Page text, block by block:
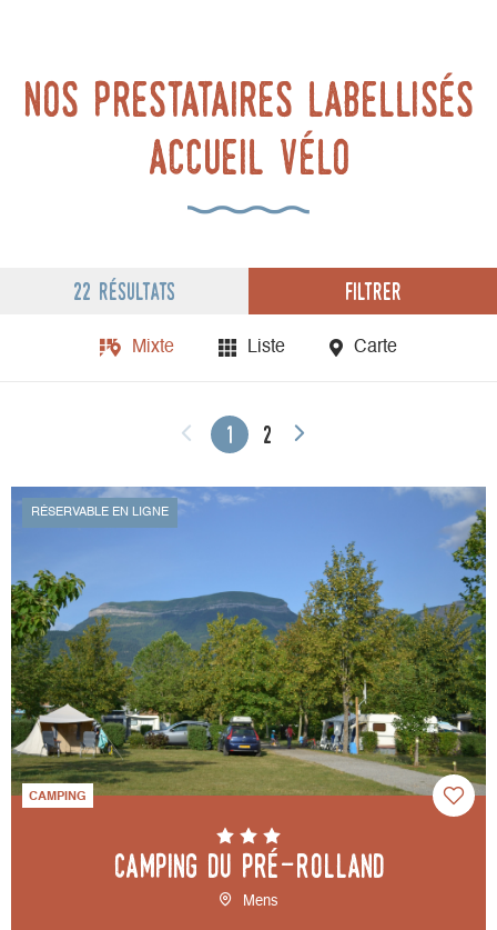
nos prestataires labellisés
accueil vélo
22 résultats Filtrer
Mixte Liste Carte
1 2
CAMPING
Camping du Pré-Rolland
Mens
RÉSERVABLE EN LIGNE